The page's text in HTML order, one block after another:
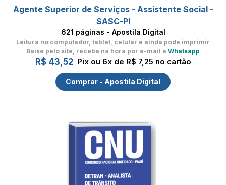
Agente Superior de Serviços - Assistente Social -
SASC-PI
621 páginas - Apostila Digital
Leitura no computador, tablet, celular e ainda pode imprimir
Baixe pelo site, receba na hora por e-mail e Whatsapp
R$ 43,52 Pix ou 6x de R$ 7,25 no cartão
Comprar - Apostila Digital